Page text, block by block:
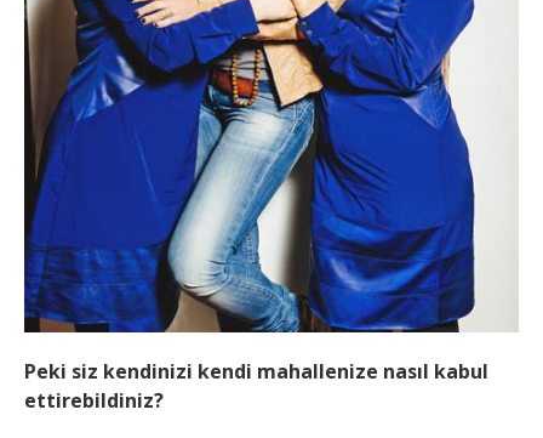
Peki siz kendinizi kendi mahallenize nasıl kabul
ettirebildiniz?